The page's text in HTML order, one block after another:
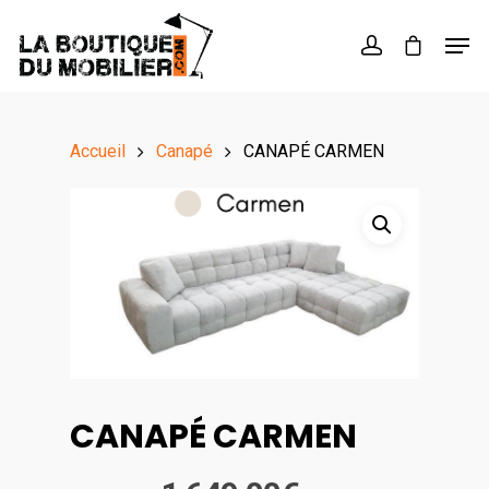
Accueil Canapé CANAPÉ CARMEN
CANAPÉ CARMEN